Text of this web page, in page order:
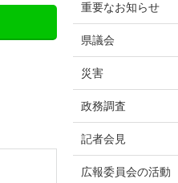
重要なお知らせ
県議会
災害
政務調査
記者会見
広報委員会の活動